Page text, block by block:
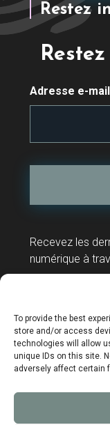
To provide the best
store and/or access
technologies will allow
unique IDs on this site.
adversely affect certain
Restez
Adresse e-mail
Recevez les
numérique à
Mentions légales